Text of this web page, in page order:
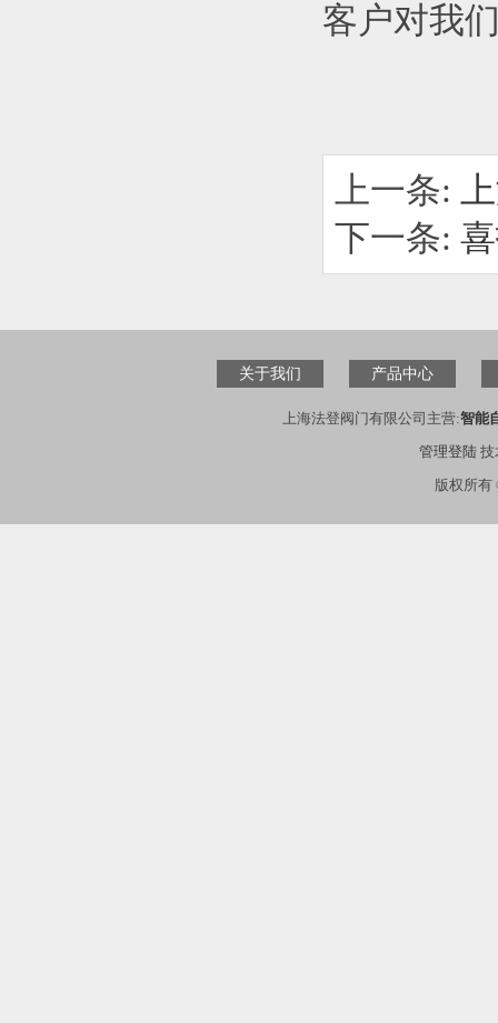
客户对我
上一条:
下一条:
关于我们 产品中心
上海法登阀门有限公司主营:智能
管理登陆技
版权所